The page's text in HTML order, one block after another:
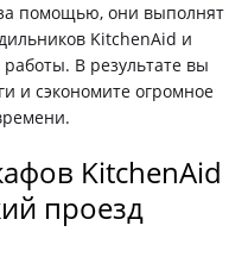
помощью, они выполнят
KitchenAid и
В результате вы
и сэкономите огромное
KitchenAid
проезд